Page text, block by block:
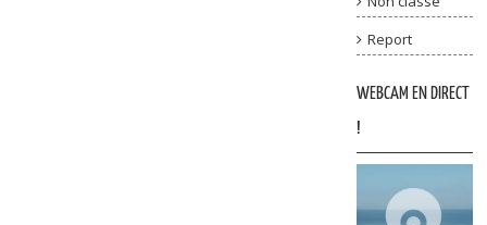
Report
WEBCAM EN DIRECT
!